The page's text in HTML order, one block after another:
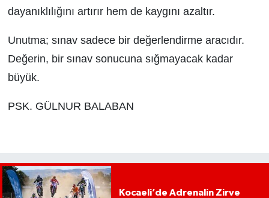
dayanıklılığını artırır hem de kaygını azaltır.
Unutma; sınav sadece bir değerlendirme aracıdır.
Değerin, bir sınav sonucuna sığmayacak kadar
büyük.
PSK. GÜLNUR BALABAN
Kocaeli’de Adrenalin Zirve